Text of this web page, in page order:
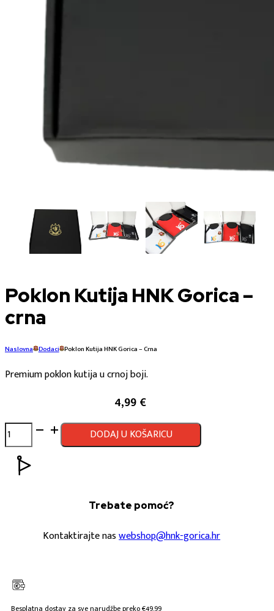
Poklon Kutija HNK Gorica –
crna
Naslovna Dodaci Poklon Kutija HNK Gorica – Crna
Premium poklon kutija u crnoj boji.
4,99€
Poklon
Kutija
HNK
Gorica
DODAJ U KOŠARICU
Trebate pomoć?
Kontaktirajte naswebshop@hnk-gorica.hr
Besplatna dostav za sve narudžbe preko €49,99